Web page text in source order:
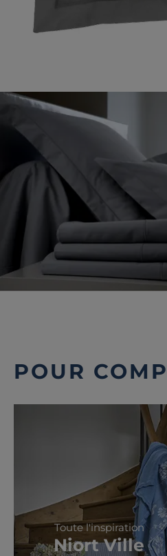
POUR
Toute l'inspiration
Niort Ville